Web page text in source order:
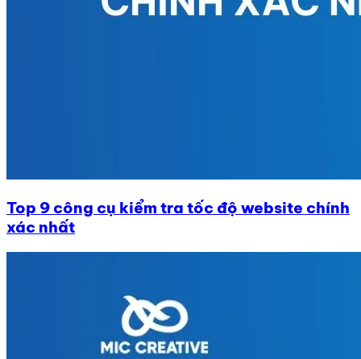
Top 9 công cụ kiểm tra tốc độ website chính
xác nhất